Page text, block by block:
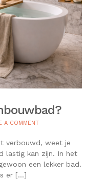
A COMMENTON
BAD
INBOUWBAD?
verbouwd, weet je
lastig kan zijn. In het
een lekker bad.
er […]